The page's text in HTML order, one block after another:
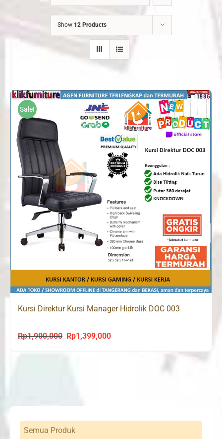
Show 12 Products
Sale!
Kursi Direktur Kursi Manager Hidrolik DOC 003
Rp1,900,000
Original
Rp1,399,000Current
Semua Produk